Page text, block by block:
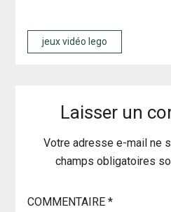
jeux vidéo lego
Laisser un
Votre adresse e-mail ne
champs obligatoires
COMMENTAIRE *